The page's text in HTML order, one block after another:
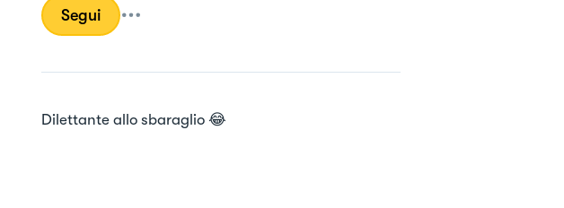
Segui
Dilettante allo sbaraglio 😂